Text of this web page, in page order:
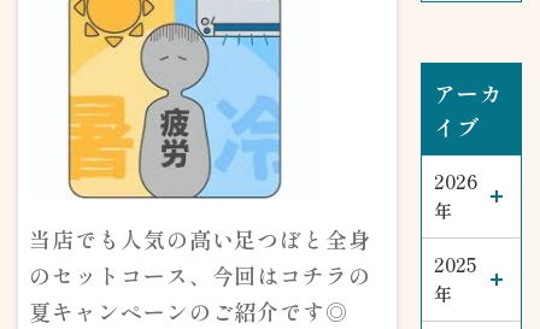
当店でも人気の高い足つぼと全身
のセットコース、今回はコチラの
夏キャンペーンのご紹介です◎
アーカ
イブ
2026
年
2025
年